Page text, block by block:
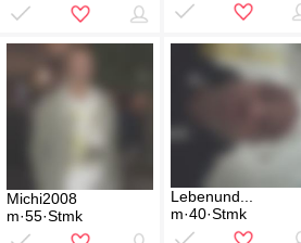
Michi2008
m·55·Stmk
Lebenund...
m·40·Stmk